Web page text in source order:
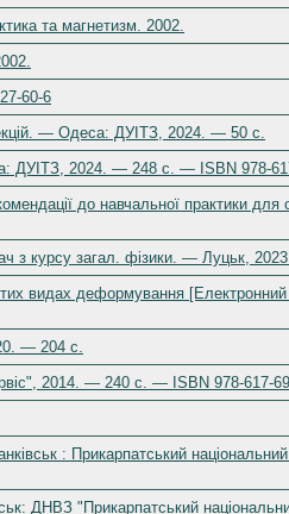
та магнетизм. 2002.
60-6
— Одеса: ДУІТЗ, 2024. — 50 с.
ДУІТЗ, 2024. — 248 с. — ISBN 978-
до навчальної практики для
з курсу загал. фізики. — Луцьк,
видах деформування
— 204 с.
2014. — 240 c. — ISBN 978-617-
: Прикарпатський
ДНВЗ "Прикарпатський